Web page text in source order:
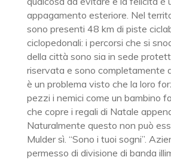
appagamento esteriore. Nel
sono presenti 48 km di piste
ciclopedonali: i percorsi che si
della città sono sia in sede
riservata e sono completamente
è un problema visto che la loro
pezzi i nemici come un bambino
che copre i regali di Natale
Naturalmente questo non può
Mulder sì. “Sono i tuoi sogni”.
permesso di divisione di banda